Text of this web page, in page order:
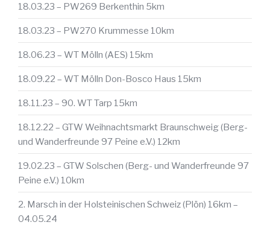
18.03.23 – PW269 Berkenthin 5km
18.03.23 – PW270 Krummesse 10km
18.06.23 – WT Mölln (AES) 15km
18.09.22 – WT Mölln Don-Bosco Haus 15km
18.11.23 – 90. WT Tarp 15km
18.12.22 – GTW Weihnachtsmarkt Braunschweig (Berg-
und Wanderfreunde 97 Peine e.V.) 12km
19.02.23 – GTW Solschen (Berg- und Wanderfreunde 97
Peine e.V.) 10km
2. Marsch in der Holsteinischen Schweiz (Plön) 16km –
04.05.24